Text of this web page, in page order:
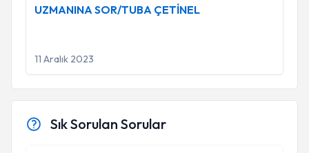
UZMANINA SOR/TUBA ÇETİNEL
11 Aralık 2023
Sık Sorulan Sorular